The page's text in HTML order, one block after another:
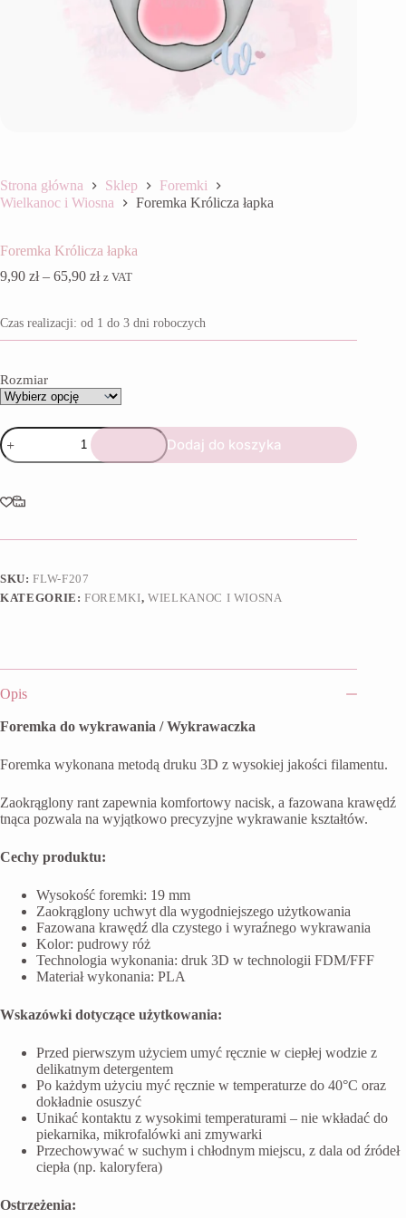
Strona główna Sklep
Foremki
Wielkanoc i Wiosna
Foremka Królicza łapka
Foremka Królicza łapka
9,90 zł – 65,90 złZakres
9,90 zł
do
z VAT
Czas realizacji: od 1 do 3 dni roboczych
Rozmiar
ilość
Foremka
Królicza
Dodaj do koszyka
SKU:FLW-F207
KATEGORIE:FOREMKI,WIELKANOC I WIOSNA
Opis
Foremka do wykrawania / Wykrawaczka
Foremka wykonana metodą druku 3D z wysokiej jakości filamentu.
Zaokrąglony rant zapewnia komfortowy nacisk, a fazowana krawędź
tnąca pozwala na wyjątkowo precyzyjne wykrawanie kształtów.
Cechy produktu:
Wysokość foremki: 19 mm
Zaokrąglony uchwyt dla wygodniejszego użytkowania
Fazowana krawędź dla czystego i wyraźnego wykrawania
Kolor: pudrowy róż
Technologia wykonania: druk 3D w technologii FDM/FFF
Materiał wykonania: PLA
Wskazówki dotyczące użytkowania:
Przed pierwszym użyciem umyć ręcznie w ciepłej wodzie z
delikatnym detergentem
Po każdym użyciu myć ręcznie w temperaturze do 40°C oraz
dokładnie osuszyć
Unikać kontaktu z wysokimi temperaturami – nie wkładać do
piekarnika, mikrofalówki ani zmywarki
Przechowywać w suchym i chłodnym miejscu, z dala od źródeł
ciepła (np. kaloryfera)
Ostrzeżenia: